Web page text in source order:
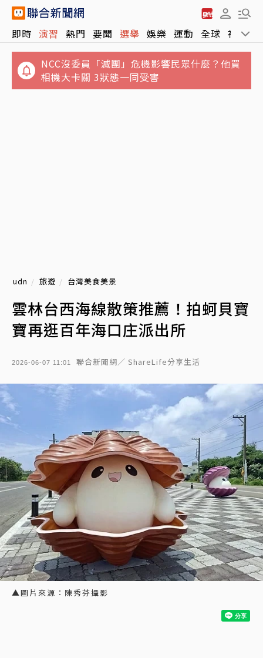
即時 演習 熱門 要聞 選舉 娛樂 運動 全球 社會
相機大卡關 3狀態一同受害
白海豚颱風「先蛻殼5次、再長途跋涉靠近大
陸」 陸專家稱罕見
udn 旅遊 台灣美食美景
雲林台西海線散策推薦！拍蚵貝寶
寶再逛百年海口庄派出所
2026-06-07 11:01 聯合新聞網／ ShareLife分享生活
▲圖片來源：陳秀芬攝影